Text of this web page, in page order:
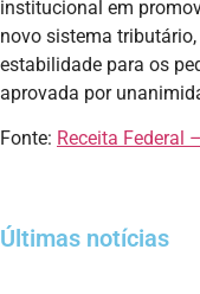
institucional em
novo sistema
estabilidade para os
aprovada por
Fonte: Receita Federal
Últimas notícias